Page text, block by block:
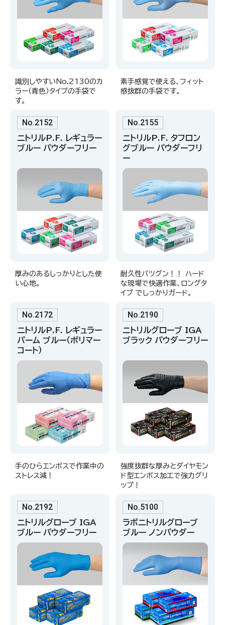
識別しやすいNo.2130のカ
ラー（青色）タイプの手袋で
す。
素手感覚で使える、フィット
感抜群の手袋です。
No.2152
ニトリルP.F. レギュラー
ブルー パウダーフリー
厚みのあるしっかりとした使
い心地。
No.2155
ニトリルP.F. タフロン
グブルー パウダーフリ
ー
耐久性バツグン！！ ハード
な現場で快適作業、ロングタ
イプ でしっかりガード。
No.2172
ニトリルP.F. レギュラー
パーム ブルー（ポリマー
コート）
手のひらエンボスで作業中の
ストレス減！
No.2190
ニトリルグローブ IGA
ブラック パウダーフリー
強度抜群な厚みとダイヤモン
ド型エンボス加工で強力グリ
ップ！
No.2192
ニトリルグローブ IGA
ブルー パウダーフリー
No.5100
ラボニトリルグローブ
ブルー ノンパウダー